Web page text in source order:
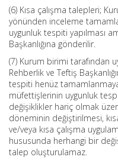
(6) Kısa çalışma talepleri;
yönünden inceleme
uygunluk tespiti yapılması
Başkanlığına gönderilir.
(7) Kurum birimi tarafından
Rehberlik ve Teftiş
tespiti henüz
müfettişlerinin uygunluk
değişiklikler hariç olmak
döneminin değiştirilmesi,
ve/veya kısa çalışma
hususunda herhangi bir
talep oluşturulamaz.